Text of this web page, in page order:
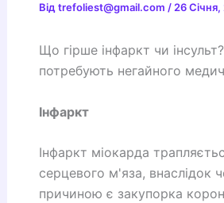
Від trefoliest@gmail.com / 26
Що гірше інфаркт чи
потребують негайного
Інфаркт
Інфаркт міокарда
серцевого м'яза, внаслідок
причиною є закупорка